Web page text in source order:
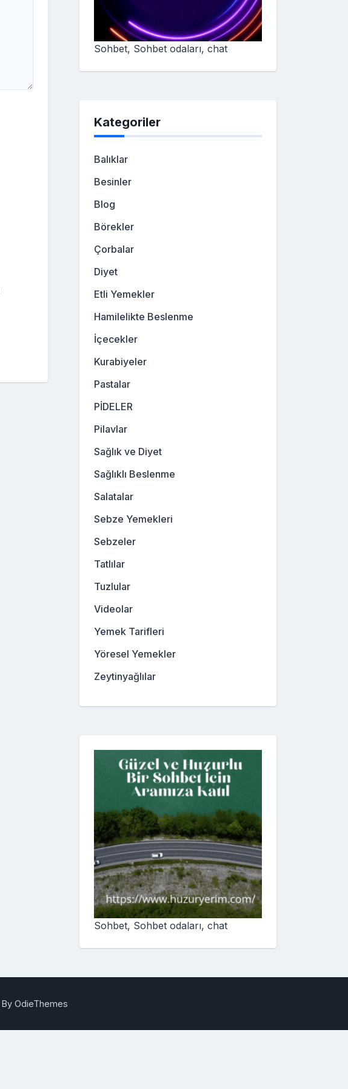
Sohbet, Sohbet odaları, chat
Kategoriler
Balıklar
Besinler
Blog
Börekler
Çorbalar
Diyet
Etli Yemekler
Hamilelikte Beslenme
İçecekler
Kurabiyeler
Pastalar
PİDELER
Pilavlar
Sağlık ve Diyet
Sağlıklı Beslenme
Salatalar
Sebze Yemekleri
Sebzeler
Tatlılar
Tuzlular
Videolar
Yemek Tarifleri
Yöresel Yemekler
Zeytinyağlılar
Sohbet, Sohbet odaları, chat
By OdieThemes